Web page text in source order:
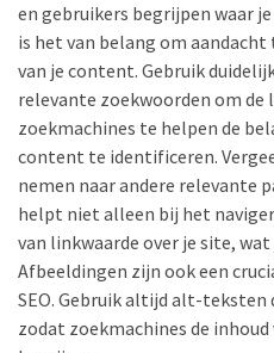
Wohnen
(2)
Sport
(2)
Gesundheit
(2)
en gebruikers begrijpen waar
is het van belang om
van je content. Gebruik
relevante zoekwoorden om de
zoekmachines te helpen de
content te identificeren.
nemen naar andere relevante
helpt niet alleen bij het
van linkwaarde over je site,
Afbeeldingen zijn ook een
SEO. Gebruik altijd alt-teksten
zodat zoekmachines de